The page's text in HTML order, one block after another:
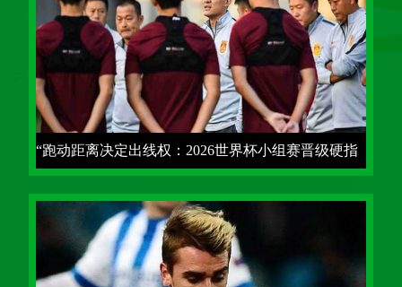
“跑动距离决定出线权：2026世界杯小组赛晋级硬指